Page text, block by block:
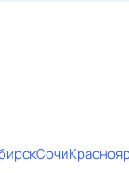
Сочи